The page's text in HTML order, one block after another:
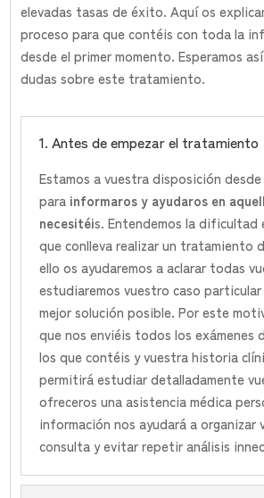
elevadas tasas de éxito. Aquí os
proceso para que contéis con toda la
desde el primer momento. Esperamos
dudas sobre este tratamiento.
1. Antes de empezar el tratamiento
Estamos a vuestra disposición
para informaros y ayudaros en
necesitéis. Entendemos la dificultad
que conlleva realizar un tratamiento
ello os ayudaremos a aclarar todas
estudiaremos vuestro caso
mejor solución posible. Por este
que nos enviéis todos los exámenes
los que contéis y vuestra historia
permitirá estudiar detalladamente
ofreceros una asistencia médica
información nos ayudará a organizar
consulta y evitar repetir análisis